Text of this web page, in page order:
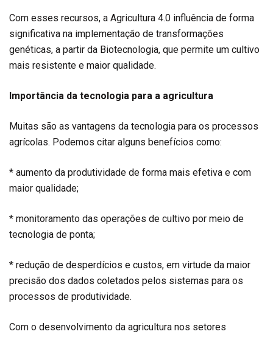
Com esses recursos, a Agricultura 4.0 influência de forma
significativa na implementação de transformações
genéticas, a partir da Biotecnologia, que permite um cultivo
mais resistente e maior qualidade.
Importância da tecnologia para a agricultura
Muitas são as vantagens da tecnologia para os processos
agrícolas. Podemos citar alguns benefícios como:
* aumento da produtividade de forma mais efetiva e com
maior qualidade;
* monitoramento das operações de cultivo por meio de
tecnologia de ponta;
* redução de desperdícios e custos, em virtude da maior
precisão dos dados coletados pelos sistemas para os
processos de produtividade.
Com o desenvolvimento da agricultura nos setores